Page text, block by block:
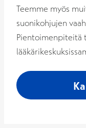
Teemme myös
suonikohjujen
Pientoimenpiteitä